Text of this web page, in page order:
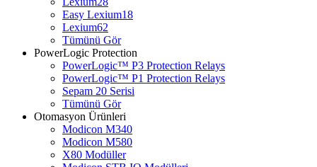
Easy Lexium18
Lexium62
Tümünü Gör
PowerLogic Protection
PowerLogic™ P3 Protection Relays
PowerLogic™ P1 Protection Relays​
Sepam 20 Serisi
Tümünü Gör
Otomasyon Ürünleri
Modicon M340
Modicon M580
X80 Modüller